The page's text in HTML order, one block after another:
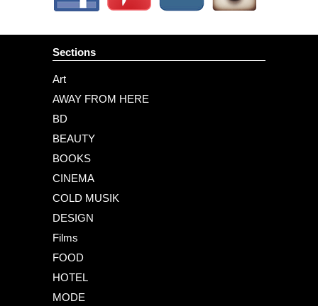
Sections
Art
AWAY FROM HERE
BD
BEAUTY
BOOKS
CINEMA
COLD MUSIK
DESIGN
Films
FOOD
HOTEL
MODE